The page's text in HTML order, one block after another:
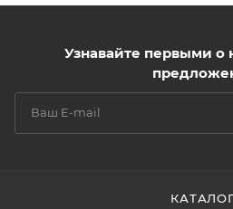
Узнавайте первыми о